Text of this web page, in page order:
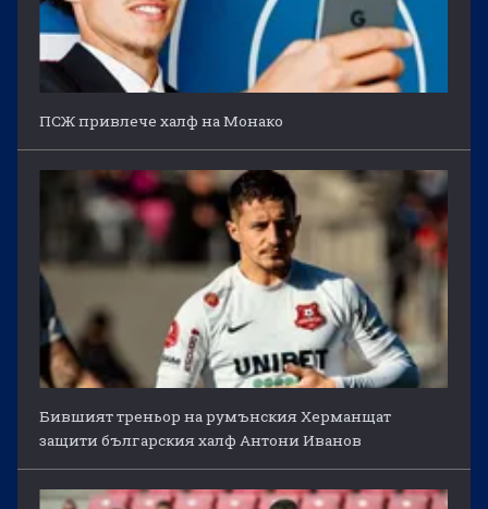
ПСЖ привлече халф на Монако
Бившият треньор на румънския Херманщат
защити българския халф Антони Иванов